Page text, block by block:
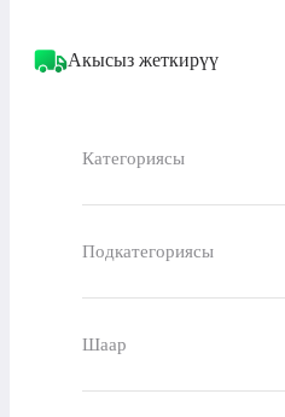
Акысыз жеткирүү
Категориясы
Подкатегориясы
Шаар